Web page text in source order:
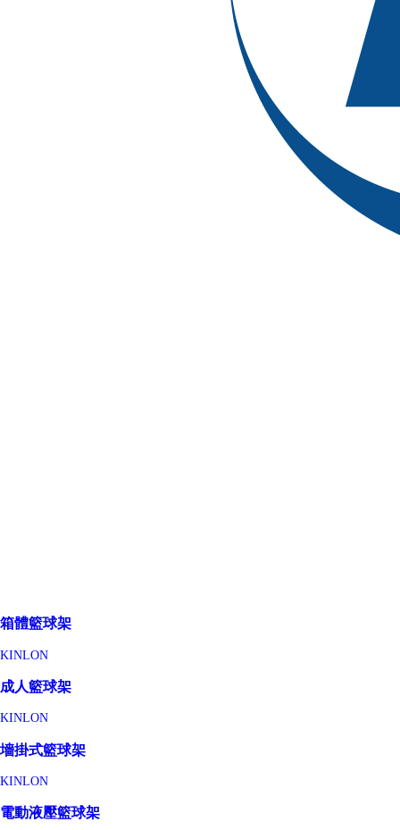
箱體籃球架
KINLON
成人籃球架
KINLON
墻掛式籃球架
KINLON
電動液壓籃球架